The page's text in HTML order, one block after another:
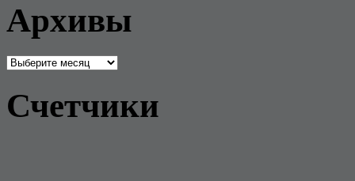
Архивы
Архивы
Счетчики